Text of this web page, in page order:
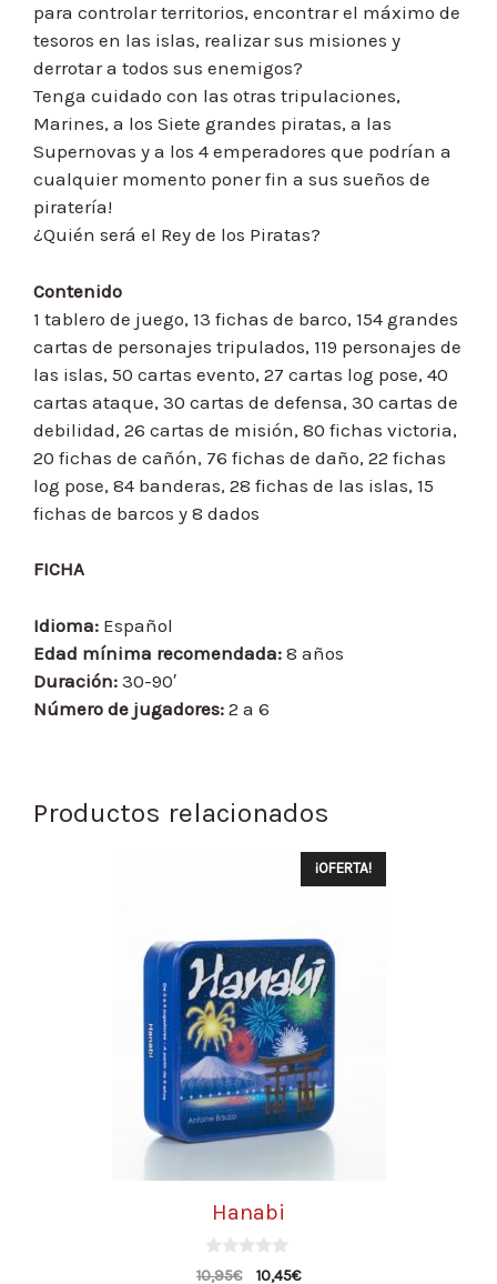
para controlar territorios, encontrar el máximo de
tesoros en las islas, realizar sus misiones y
derrotar a todos sus enemigos?
Tenga cuidado con las otras tripulaciones,
Marines, a los Siete grandes piratas, a las
Supernovas y a los 4 emperadores que podrían a
cualquier momento poner fin a sus sueños de
piratería!
¿Quién será el Rey de los Piratas?
Contenido
1 tablero de juego, 13 fichas de barco, 154 grandes
cartas de personajes tripulados, 119 personajes de
las islas, 50 cartas evento, 27 cartas log pose, 40
cartas ataque, 30 cartas de defensa, 30 cartas de
debilidad, 26 cartas de misión, 80 fichas victoria,
20 fichas de cañón, 76 fichas de daño, 22 fichas
log pose, 84 banderas, 28 fichas de las islas, 15
fichas de barcos y 8 dados
FICHA
Idioma: Español
Edad mínima recomendada: 8 años
Duración: 30-90′
Número de jugadores: 2 a 6
Productos relacionados
¡OFERTA!
Hanabi
0
10,95€ 10,45€